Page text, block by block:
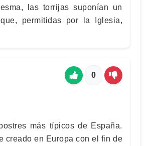
las torrijas suponían un
permitidas por la Iglesia,
0
más típicos de España.
creado en Europa con el fin de